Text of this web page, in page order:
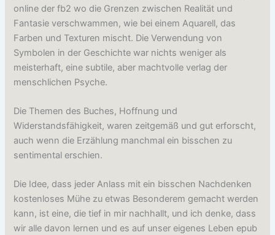
online der fb2 wo die Grenzen zwischen Realität und
Fantasie verschwammen, wie bei einem Aquarell, das
Farben und Texturen mischt. Die Verwendung von
Symbolen in der Geschichte war nichts weniger als
meisterhaft, eine subtile, aber machtvolle verlag der
menschlichen Psyche.
Die Themen des Buches, Hoffnung und
Widerstandsfähigkeit, waren zeitgemäß und gut erforscht,
auch wenn die Erzählung manchmal ein bisschen zu
sentimental erschien.
Die Idee, dass jeder Anlass mit ein bisschen Nachdenken
kostenloses Mühe zu etwas Besonderem gemacht werden
kann, ist eine, die tief in mir nachhallt, und ich denke, dass
wir alle davon lernen und es auf unser eigenes Leben epub